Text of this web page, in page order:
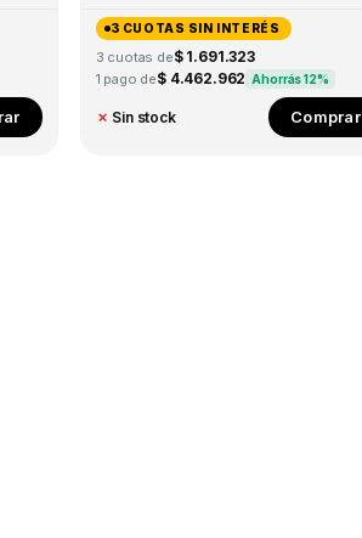
3 CUOTAS SIN INTERÉS
3 cuotas de$ 1.691.323
1 pago de$ 4.462.962 Ahorrás 12%
✗ Sin stock Comprar